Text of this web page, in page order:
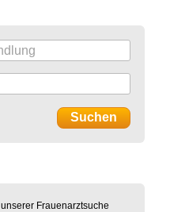
Frauenarztsuche